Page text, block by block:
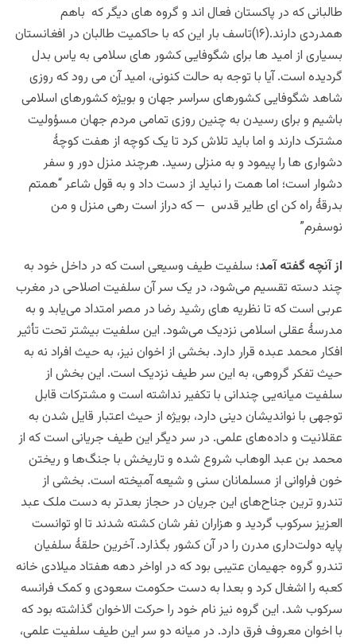
طالبانی که در پاکستان فعال اند و گروه های دیگر که باهم
همدردی
دارند.(۱۶)تاسف بار این که با حاکمیت طالبان در افغانستان
بسیاری از امید ها برای شگوفایی کشور های سلامی به یاس بدل
گردیده است. آیا با توجه به حالت کنونی، امید آن می رود که روزی
شاهد شگوفایی کشورهای سراسر جهان و بویژه کشورهای اسلامی
باشیم و برای رسیدن به چنین روزی تمامی مردم جهان مسؤولیت
مشترک دارند و اما باید تلاش کرد تا یک کوچه از هفت کوچۀ
دشواری ها را پیمود و به منزلی رسید. هرچند منزل دور و سفر
دشوار است؛ اما همت را نباید از دست داد و به قول شاعر “همتم
بدرقۀ راه کن ای طایر قدس — که دراز است رهی منزل و من
نوسفرم”
از آنچه گفته آمد؛ سلفیت طیف وسیعی است که در داخل خود به
چند دسته تقسیم می‌شود، در یک سر آن سلفیت اصلاحی در مغرب
عربی است که تا نظریه های رشید رضا در مصر امتداد می‌یابد و به
مدرسۀ عقلی اسلامی نزدیک می‌شود. این سلفیت بیشتر تحت تأثیر
افکار محمد عبده قرار دارد. بخشی از اخوان نیز، به حیث افراد نه به
حیث تفکر گروهی، به این سر طیف نزدیک است. این بخش از
سلفیت میانه‌یی چندانی با تکفیر نداشته است و مشترکات قابل
توجهی با نواندیشان دینی دارد، بویژه از حیث اعتبار قایل شدن به
عقلانیت و داده‌های علمی. در سر دیگر این طیف جریانی است که از
محمد بن عبد الوهاب شروع شده و تاریخش با جنگ‌ها و ریختن
خون فراوانی از مسلمانان سنی و‌‌ شیعه آمیخته است. بخشی از
تندرو ترین جناح‌های این جریان در حجاز بعدتر به دست ملک عبد
العزیز سرکوب گردید و هزاران نفر شان کشته شدند تا او توانست
پایه دولت‌داری مدرن را در آن کشور بگذارد. آخرین حلقۀ سلفیان
تندرو گروه جهیمان عتیبی بود که در اواخر دهه هفتاد میلادی خانه
کعبه را اشغال کرد و بعدا به دست حکومت سعودی و کمک فرانسه
سرکوب شد. این گروه نیز نام خود را حرکت الاخوان گذاشته بود که
با اخوان معروف فرق دارد. در میانه دو سر این طیف سلفیت علمی،